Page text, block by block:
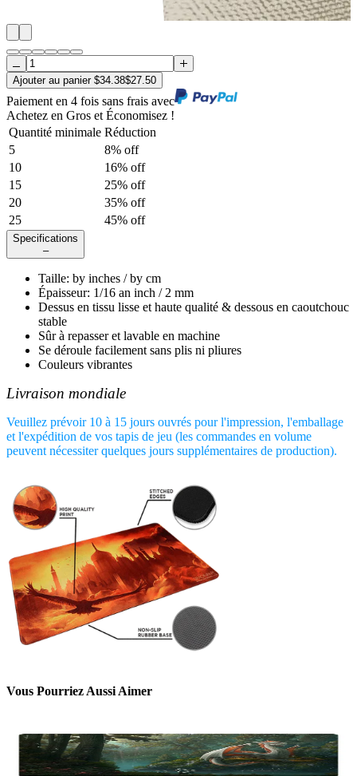
Ajouter au panier $34.38$27.50
Paiement en 4 fois sans frais avec
Achetez en Gros et Économisez !
Quantité minimale Réduction
5
8% off
10
16% off
15
25% off
20
35% off
25
45% off
Specifications
–
Taille: by inches / by cm
Épaisseur: 1/16 an inch / 2 mm
Dessus en tissu lisse et haute qualité & dessous en caoutchouc
stable
Sûr à repasser et lavable en machine
Se déroule facilement sans plis ni pliures
Couleurs vibrantes
Livraison mondiale
Veuillez prévoir 10 à 15 jours ouvrés pour l'impression, l'emballage
et l'expédition de vos tapis de jeu (les commandes en volume
peuvent nécessiter quelques jours supplémentaires de production).
Vous Pourriez Aussi Aimer